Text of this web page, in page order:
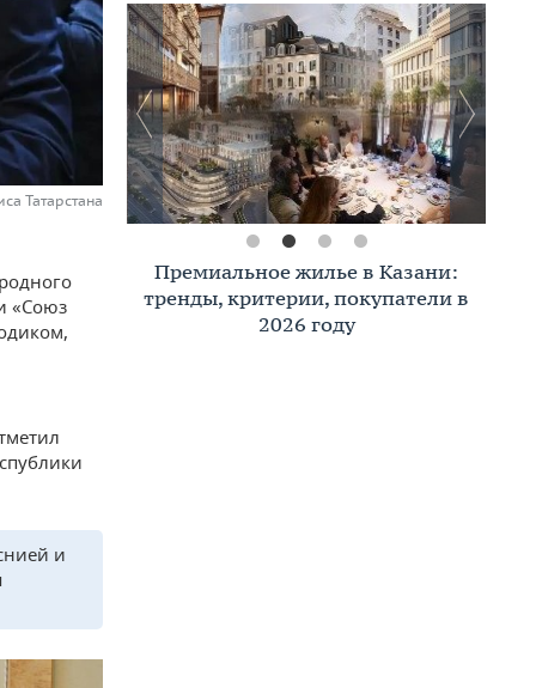
Татарстана
«Союз
и
Премиальное жилье в Казани:
тренды, критерии, покупатели в
2026 году